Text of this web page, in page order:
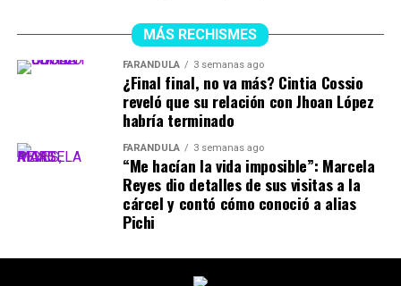
MÁS RECHISMES
FARÁNDULA 3 semanas ago
¿Final final, no va más? Cintia Cossio
reveló que su relación con Jhoan López
habría terminado
FARÁNDULA 3 semanas ago
“Me hacían la vida imposible”: Marcela
Reyes dio detalles de sus visitas a la
cárcel y contó cómo conoció a alias
Pichi